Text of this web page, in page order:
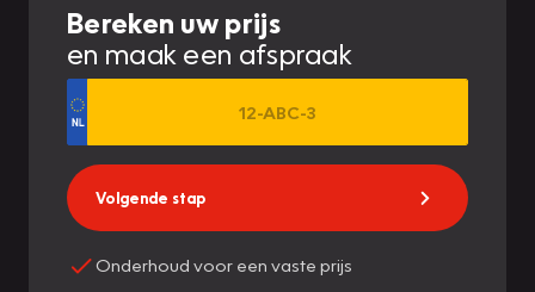
Bereken uw prijs
en maak een afspraak
Volgende stap
Onderhoud voor een vaste prijs